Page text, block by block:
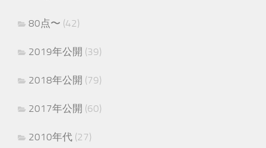
80点〜 (42)
2019年公開 (39)
2018年公開 (79)
2017年公開 (60)
2010年代 (27)